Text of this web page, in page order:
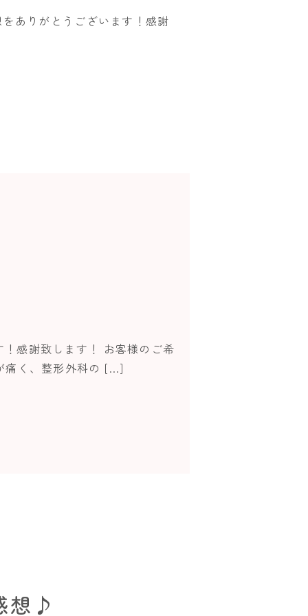
ありがとうございます！感謝
感謝致します！ お客様のご希
痛く、整形外科の […]
想♪